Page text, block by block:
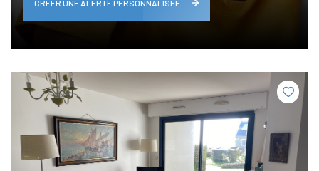
CRÉER UNE ALERTE PERSONNALISÉE